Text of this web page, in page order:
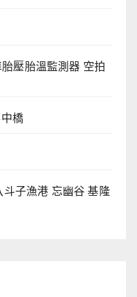
壓胎溫監測器 空拍
橋
子漁港 忘幽谷 基隆